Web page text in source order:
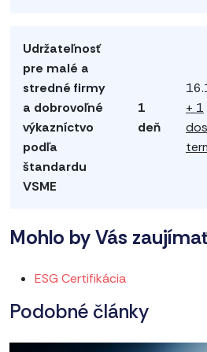
Udržateľnosť
pre malé a
stredné firmy
a dobrovoľné
výkazníctvo
podľa
štandardu
VSME
1
deň
+ 1
Mohlo by Vás
ESG Certifikácia
Podobné články